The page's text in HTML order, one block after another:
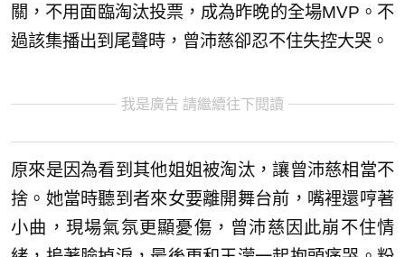
關，不用面臨淘汰投票，成為昨晚的全場MVP。不
過該集播出到尾聲時，曾沛慈卻忍不住失控大哭。
我是廣告 請繼續往下閱讀
原來是因為看到其他姐姐被淘汰，讓曾沛慈相當不
捨。她當時聽到者來女要離開舞台前，嘴裡還哼著
小曲，現場氣氛更顯憂傷，曾沛慈因此崩不住情